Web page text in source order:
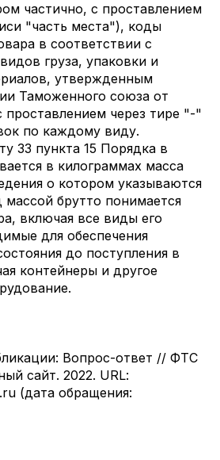
частично, с проставлением
"часть места"), коды
в соответствии с
груза, упаковки и
утвержденным
Таможенного союза от
проставлением через тире "-"
по каждому виду.
33 пункта 15 Порядка в
в килограммах масса
о котором указываются
брутто понимается
включая все виды его
для обеспечения
до поступления в
контейнеры и другое
Вопрос-ответ // ФТС
сайт. 2022. URL:
(дата обращения: